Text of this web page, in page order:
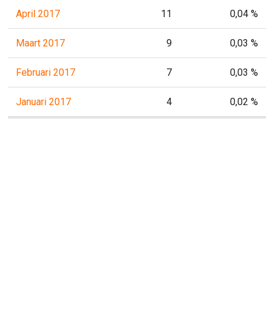
April 2017 11 0,04 %
Maart 2017 9 0,03 %
Februari 2017 7 0,03 %
Januari 2017 4 0,02 %